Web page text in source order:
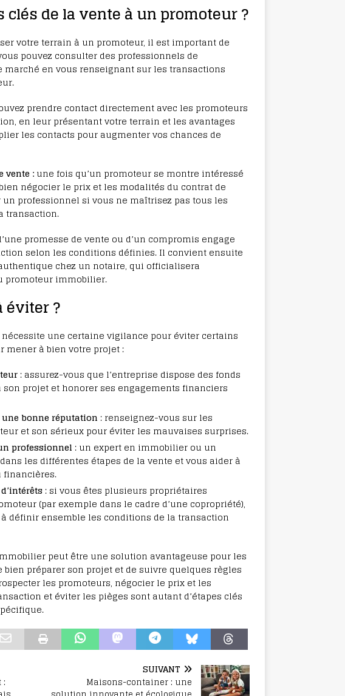
clés de la vente à un promoteur ?
votre terrain à un promoteur, il est important de
pouvez consulter des professionnels de
en vous renseignant sur les transactions
prendre contact directement avec les promoteurs
en leur présentant votre terrain et les avantages
les contacts pour augmenter vos chances de
vente :une fois qu’un promoteur se montre intéressé
négocier le prix et les modalités du contrat de
professionnel si vous ne maîtrisez pas tous les
transaction.
promesse de vente ou d’un compromis engage
selon les conditions définies. Il convient ensuite
chez un notaire, qui officialisera
promoteur immobilier.
éviter ?
une certaine vigilance pour éviter certains
mener à bien votre projet :
: assurez-vous que l’entreprise dispose des fonds
projet et honorer ses engagements financiers
bonne réputation : renseignez-vous sur les
et son sérieux pour éviter les mauvaises surprises.
professionnel : un expert en immobilier ou un
les différentes étapes de la vente et vous aider à
: si vous êtes plusieurs propriétaires
(par exemple dans le cadre d’une copropriété),
définir ensemble les conditions de la transaction
peut être une solution avantageuse pour les
préparer son projet et de suivre quelques règles
les promoteurs, négocier le prix et les
et éviter les pièges sont autant d’étapes clés
:
SUIVANT
Maisons-container : une